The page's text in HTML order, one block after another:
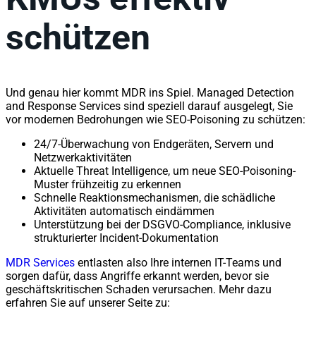
schützen
Und genau hier kommt MDR ins Spiel. Managed Detection
and Response Services sind speziell darauf ausgelegt, Sie
vor modernen Bedrohungen wie SEO-Poisoning zu schützen:
24/7-Überwachung von Endgeräten, Servern und
Netzwerkaktivitäten
Aktuelle Threat Intelligence, um neue SEO-Poisoning-
Muster frühzeitig zu erkennen
Schnelle Reaktionsmechanismen, die schädliche
Aktivitäten automatisch eindämmen
Unterstützung bei der DSGVO-Compliance, inklusive
strukturierter Incident-Dokumentation
MDR Services entlasten also Ihre internen IT-Teams und
sorgen dafür, dass Angriffe erkannt werden, bevor sie
geschäftskritischen Schaden verursachen. Mehr dazu
erfahren Sie auf unserer Seite zu: